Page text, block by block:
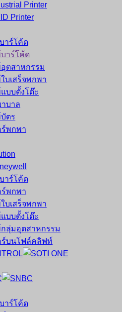
Printer
Printer
าร์โค้ด
าร์โค้ด
ตสาหกรรม
บเสร็จพกพา
บบตั้งโต๊ะ
บาล
ตร
ร์พกพา
าร์โค้ด
ร์พกพา
บเสร็จพกพา
บบตั้งโต๊ะ
ลุ่มอุตสาหกรรม
ร์บนโฟล์คลิฟท์
าร์โค้ด